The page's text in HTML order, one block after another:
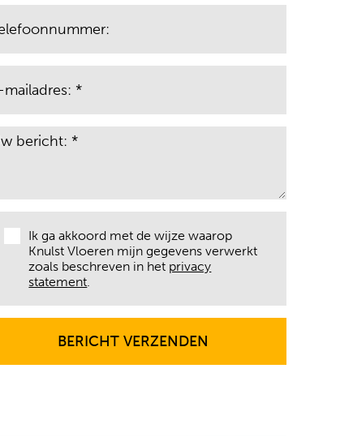
Ik ga akkoord met de wijze waarop
Knulst Vloeren mijn gegevens verwerkt
zoals beschreven in het privacy
statement.
BERICHT VERZENDEN
BERICHT VERZENDEN